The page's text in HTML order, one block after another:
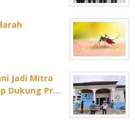
Jadi Mitra
Dukung Pr…